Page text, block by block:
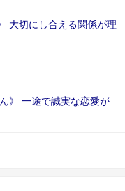
大切にし合える関係が理
》 一途で誠実な恋愛が